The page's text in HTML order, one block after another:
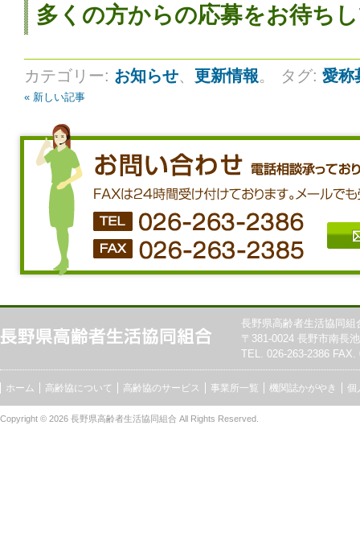
多くの方からの応募をお待ち
カテゴリー: お知らせ、 更新情報。 タグ: 愛称
« 新しい記事
長野県高齢者生活協同組
〒381-0024 長野市南長
TEL. 026-263-2386 FAX.
ホーム 高齢協について 高齢協のサービス 事業所一覧 機関誌かがやき 個
Copyright © 2026 長野県高齢者生活協同組合 All Rights Reserved.